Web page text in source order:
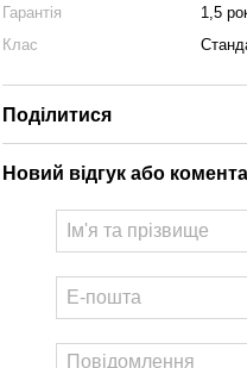
Гарантія
1,5
Клас
Поділитися
Новий відгук або